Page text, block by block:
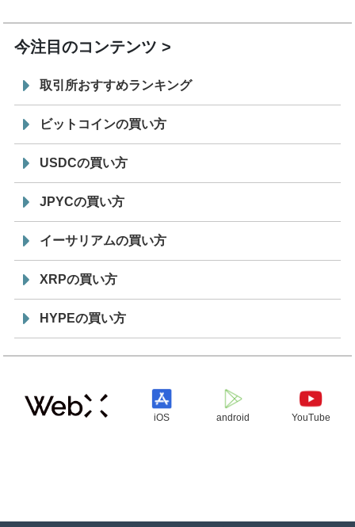
今注目のコンテンツ
取引所おすすめランキング
ビットコインの買い方
USDCの買い方
JPYCの買い方
イーサリアムの買い方
XRPの買い方
HYPEの買い方
iOS android YouTube